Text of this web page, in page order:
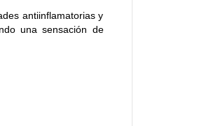
antiinflamatorias y
una sensación de